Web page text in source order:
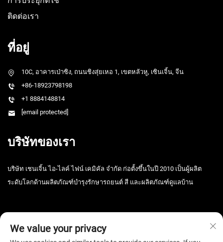
ติดต่อเรา
ที่อยู่
10C, อาคารเป่าซิง, ถนนชิงสุ่ยเหอ 1, เขตหลัวหู, เซินเจิ้น, จีน
+86-18923798198
+1 8884148814
[email protected]
บริษัทของเรา
บริษัท เชนเจิ้น ไอ-ไลค์ ไฟน์ เคมิคัล จำกัด ก่อตั้งขึ้นในปี 2010 เป็นผู้ผลิต
ระดับโลกด้านผลิตภัณฑ์บำรุงรักษารถยนต์ สี และผลิตภัณฑ์ดูแลบ้าน
We value your privacy